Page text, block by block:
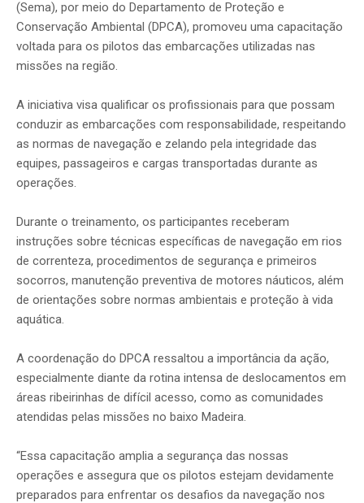
(Sema), por meio do Departamento de Proteção e
Conservação Ambiental (DPCA), promoveu uma capacitação
voltada para os pilotos das embarcações utilizadas nas
missões na região.
A iniciativa visa qualificar os profissionais para que possam
conduzir as embarcações com responsabilidade, respeitando
as normas de navegação e zelando pela integridade das
equipes, passageiros e cargas transportadas durante as
operações.
Durante o treinamento, os participantes receberam
instruções sobre técnicas específicas de navegação em rios
de correnteza, procedimentos de segurança e primeiros
socorros, manutenção preventiva de motores náuticos, além
de orientações sobre normas ambientais e proteção à vida
aquática.
A coordenação do DPCA ressaltou a importância da ação,
especialmente diante da rotina intensa de deslocamentos em
áreas ribeirinhas de difícil acesso, como as comunidades
atendidas pelas missões no baixo Madeira.
“Essa capacitação amplia a segurança das nossas
operações e assegura que os pilotos estejam devidamente
preparados para enfrentar os desafios da navegação nos